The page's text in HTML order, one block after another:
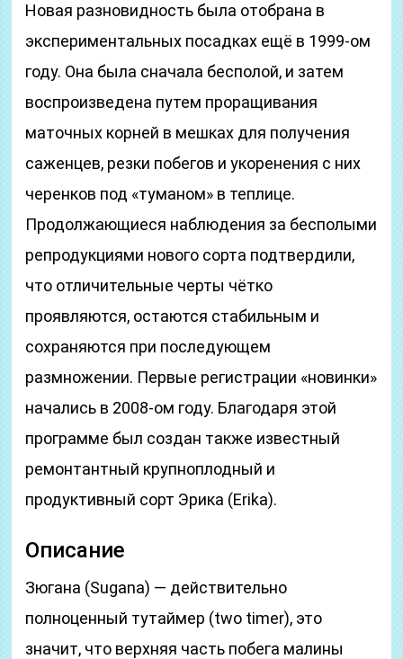
Новая разновидность была отобрана в
экспериментальных посадках ещё в 1999-ом
году. Она была сначала бесполой, и затем
воспроизведена путем проращивания
маточных корней в мешках для получения
саженцев, резки побегов и укоренения с них
черенков под «туманом» в теплице.
Продолжающиеся наблюдения за бесполыми
репродукциями нового сорта подтвердили,
что отличительные черты чётко
проявляются, остаются стабильным и
сохраняются при последующем
размножении. Первые регистрации «новинки»
начались в 2008-ом году. Благодаря этой
программе был создан также известный
ремонтантный крупноплодный и
продуктивный сорт Эрика (Erika).
Описание
Зюгана (Sugana) — действительно
полноценный тутаймер (two timer), это
значит, что верхняя часть побега малины